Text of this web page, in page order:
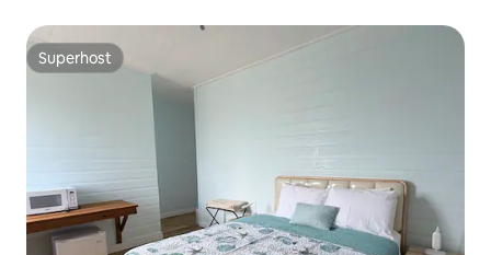
Superhost
Superhost